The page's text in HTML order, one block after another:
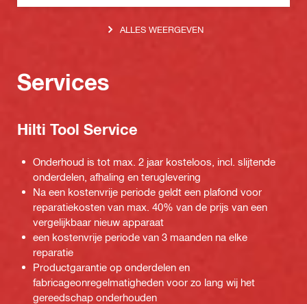
ALLES WEERGEVEN
Services
Hilti Tool Service
Onderhoud is tot max. 2 jaar kosteloos, incl. slijtende
onderdelen, afhaling en teruglevering
Na een kostenvrije periode geldt een plafond voor
reparatiekosten van max. 40% van de prijs van een
vergelijkbaar nieuw apparaat
een kostenvrije periode van 3 maanden na elke
reparatie
Productgarantie op onderdelen en
fabricageonregelmatigheden voor zo lang wij het
gereedschap onderhouden